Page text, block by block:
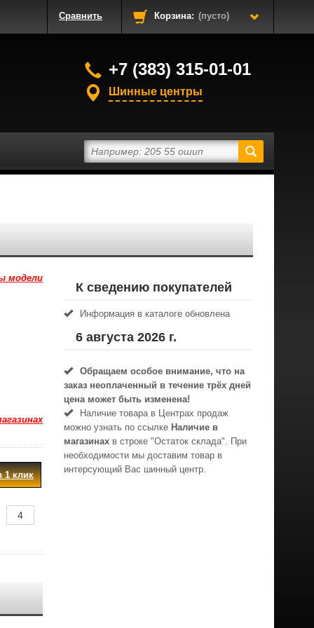
Сравнить Корзина: (пусто)
+7 (383) 315-01-01
Шинные центры
модели
1 клик
К сведению покупателей
Информация в каталоге обновлена
6 августа 2026 г.
Обращаем особое внимание, что на
заказ неоплаченный в течениe трёх дней
цена может быть изменена!
Наличие товара в Центрах продаж
можно узнать по ссылке Наличие в
магазинах в строке "Остаток склада". При
необходимости мы доставим товар в
интерсующий Вас шинный центр.